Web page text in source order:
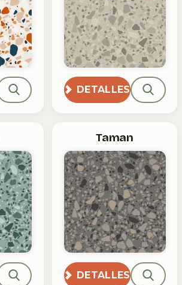
DETALLES
Taman
DETALLES